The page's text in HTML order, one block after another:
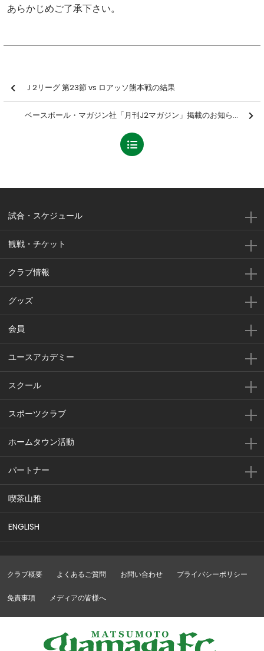
あらかじめご了承下さい。
Ｊ2リーグ 第23節 vs ロアッソ熊本戦の結果
ベースボール・マガジン社「月刊J2マガジン」掲載のお知らせ
試合・スケジュール
観戦・チケット
クラブ情報
グッズ
会員
ユースアカデミー
スクール
スポーツクラブ
ホームタウン活動
パートナー
喫茶山雅
ENGLISH
クラブ概要 よくあるご質問 お問い合わせ プライバシーポリシー
免責事項 メディアの皆様へ